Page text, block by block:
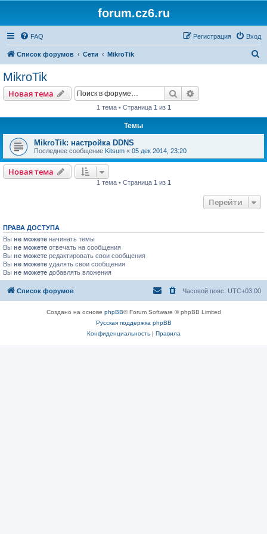
forum.cz6.ru
FAQ Вход
Регистрация
Список форумов Сети MikroTik
MikroTik
Новая тема Поиск
1 тема • Страница 1 из 1
Темы
MikroTik: настройка DDNS
Последнее сообщение Kitsum « 05 дек 2014, 23:20
Новая тема
1 тема • Страница 1 из 1
Перейти
ПРАВА ДОСТУПА
Вы не можете начинать темы
Вы не можете отвечать на сообщения
Вы не можете редактировать свои сообщения
Вы не можете удалять свои сообщения
Вы не можете добавлять вложения
Список форумов Часовой пояс: UTC+03:00
Создано на основе phpBB® Forum Software © phpBB Limited
Русская поддержка phpBB
Конфиденциальность| Правила